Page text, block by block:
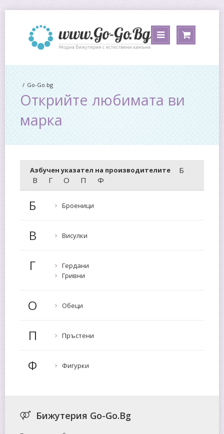
Go-Go.bg
Открийте любимата ви
марка
Азбучен указател на производителите
Б
В
Г О П Ф
Б Броеници
В Висулки
Г
Гердани
Гривни
О Обеци
П Пръстени
Ф Фигурки
Бижутерия Go-Go.Bg